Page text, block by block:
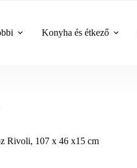
Konyha és étkező
Rivoli, 107 x 46 x15 cm